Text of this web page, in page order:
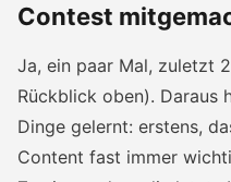
Contest
Ja, ein paar Mal, zuletzt
Rückblick oben). Daraus
Dinge gelernt: erstens,
Content fast immer